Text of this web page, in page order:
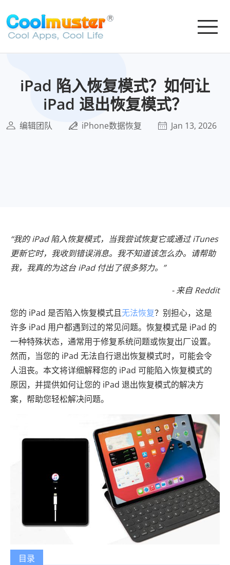
iPad 陷入恢复模式？如何让
iPad 退出恢复模式？
编辑团队 iPhone数据恢复 Jan 13, 2026
“我的 iPad 陷入恢复模式，当我尝试恢复它或通过 iTunes
更新它时，我收到错误消息。我不知道该怎么办。请帮助
我，我真的为这台 iPad 付出了很多努力。”
- 来自 Reddit
您的 iPad 是否陷入恢复模式且无法恢复？别担心，这是
许多 iPad 用户都遇到过的常见问题。恢复模式是 iPad 的
一种特殊状态，通常用于修复系统问题或恢复出厂设置。
然而，当您的 iPad 无法自行退出恢复模式时，可能会令
人沮丧。本文将详细解释您的 iPad 可能陷入恢复模式的
原因，并提供如何让您的 iPad 退出恢复模式的解决方
案，帮助您轻松解决问题。
目录